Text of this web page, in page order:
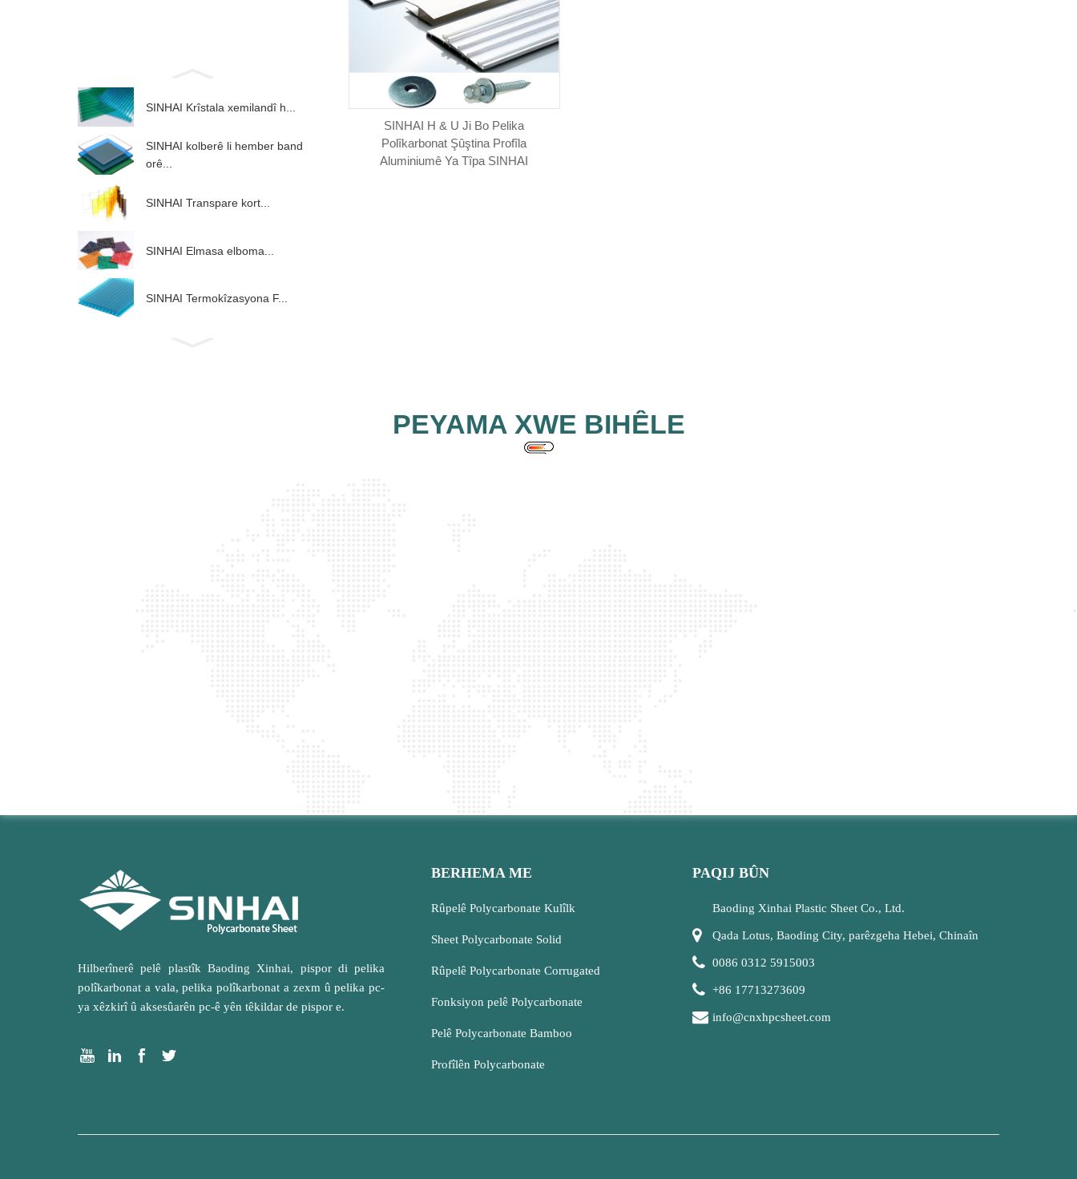
SINHAI Krîstala xemilandî h...
SINHAI kolberê li hember band
orê...
SINHAI Transpare kort...
SINHAI Elmasa elboma...
SINHAI Termokîzasyona F...
SINHAI H & U Ji Bo Pelika
Polîkarbonat Şûştina Profîla
Aluminiumê Ya Tîpa SINHAI
PEYAMA XWE BIHÊLE
Hilberînerê pelê plastîk Baoding Xinhai, pispor di pelika
polîkarbonat a vala, pelika polîkarbonat a zexm û pelika pc-
ya xêzkirî û aksesûarên pc-ê yên têkildar de pispor e.
BERHEMA ME
Rûpelê Polycarbonate Kulîlk
Sheet Polycarbonate Solid
Rûpelê Polycarbonate Corrugated
Fonksiyon pelê Polycarbonate
Pelê Polycarbonate Bamboo
Profîlên Polycarbonate
PAQIJ BÛN
Baoding Xinhai Plastic Sheet Co., Ltd.
Qada Lotus, Baoding City, parêzgeha Hebei, Chinaîn
0086 0312 5915003
+86 17713273609
info@cnxhpcsheet.com